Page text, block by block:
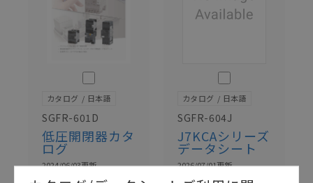
このカタログを選択
カタログ 日本語
SGFR-601D
低圧開閉器カタ
ログ
2024/06/03更新
このカタログを選択
カタログ 日本語
SGFR-604J
J7KCAシリーズ
データシート
2026/07/01更新